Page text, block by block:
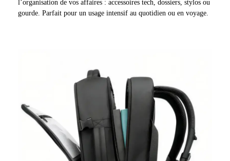
l’organisation de vos affaires : accessoires tech, dossiers, stylos ou
gourde. Parfait pour un usage intensif au quotidien ou en voyage.